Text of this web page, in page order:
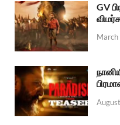
GV